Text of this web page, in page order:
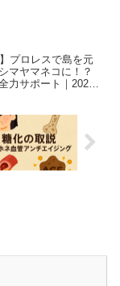
プロレスで島を元
マヤマネコに！？
力サポート｜2025